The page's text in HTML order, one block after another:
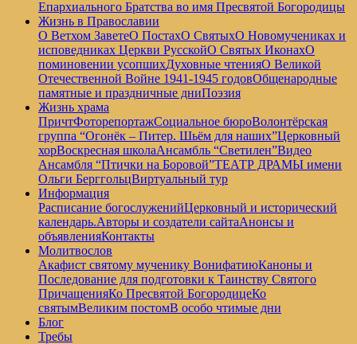
Епархиального Братства во имя Пресвятой Богородицы
Жизнь в Православии
О Ветхом ЗаветеО ПостахО СвятыхО Новомучениках и
исповедниках Церкви РусскойО Святых ИконахО
поминовении усопшихДуховные чтенияО Великой
Отечественной Войне 1941-1945 годовОбщенародные
памятные и праздничные дниПоэзия
Жизнь храма
ПричтФоторепортажСоциальное бюроВолонтёрская
группа “Огонёк – Питер. Шьём для наших”Церковный
хорВоскресная школаАнсамбль “Светилен”Видео
Ансамбля “Птички на Боровой”ТЕАТР ДРАМЫ имени
Ольги БерггольцВиртуальный тур
Информация
Расписание богослуженийЦерковный и исторический
календарь.Авторы и создатели сайтаАнонсы и
объявленияКонтакты
Молитвослов
Акафист святому мученику ВонифатиюКаноны и
Последование для подготовки к Таинству Святого
ПричащенияКо Пресвятой БогородицеКо
святымВеликим постомВ особо чтимые дни
Блог
Требы